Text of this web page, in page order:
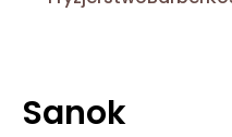
Sanok